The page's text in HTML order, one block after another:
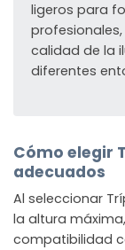
ligeros para
calidad de la
diferentes
Cómo elegir
adecuados
Al seleccionar
la altura
compatibilidad